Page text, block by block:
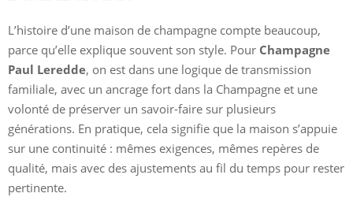
L’histoire d’une maison de champagne compte beaucoup,
parce qu’elle explique souvent son style. Pour Champagne
Paul Leredde, on est dans une logique de transmission
familiale, avec un ancrage fort dans la Champagne et une
volonté de préserver un savoir-faire sur plusieurs
générations. En pratique, cela signifie que la maison s’appuie
sur une continuité : mêmes exigences, mêmes repères de
qualité, mais avec des ajustements au fil du temps pour rester
pertinente.